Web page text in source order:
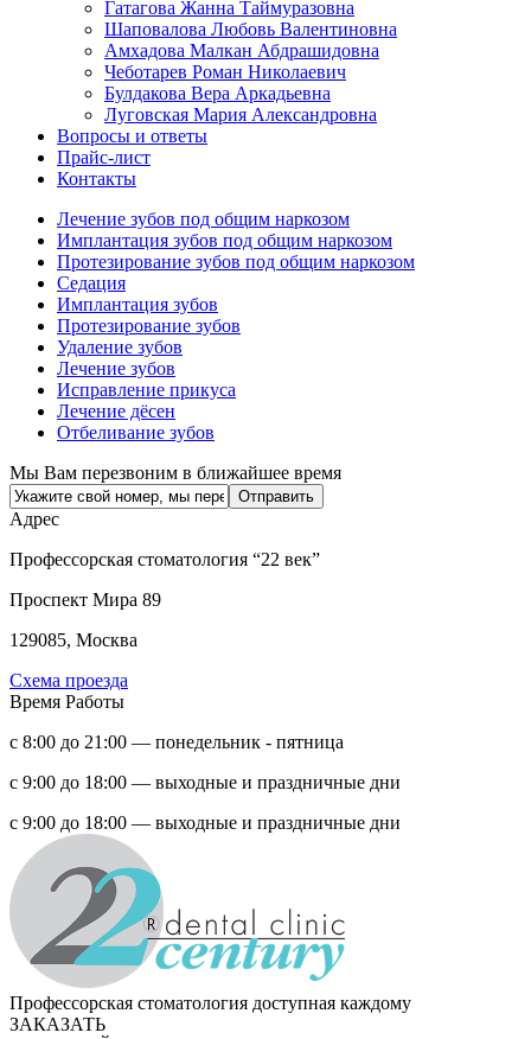
Гатагова Жанна Таймуразовна
Шаповалова Любовь Валентиновна
Амхадова Малкан Абдрашидовна
Чеботарев Роман Николаевич
Булдакова Вера Аркадьевна
Луговская Мария Александровна
Вопросы и ответы
Прайс-лист
Контакты
Лечение зубов под общим наркозом
Имплантация зубов под общим наркозом
Протезирование зубов под общим наркозом
Седация
Имплантация зубов
Протезирование зубов
Удаление зубов
Лечение зубов
Исправление прикуса
Лечение дёсен
Отбеливание зубов
Мы Вам перезвоним в ближайшее время
Адрес
Профессорская стоматология “22 век”
Проспект Мира 89
129085, Москва
Схема проезда
Время Работы
с 8:00 до 21:00 — понедельник - пятница
с 9:00 до 18:00 — выходные и праздничные дни
с 9:00 до 18:00 — выходные и праздничные дни
Профессорская стоматология доступная каждому
ЗАКАЗАТЬ